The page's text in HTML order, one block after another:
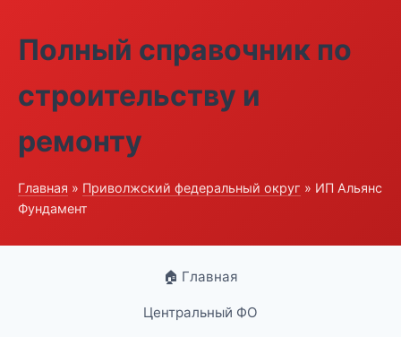
Полный справочник по
строительству и
ремонту
Главная » Приволжский федеральный округ » ИП Альянс
Фундамент
🏠 Главная
Центральный ФО